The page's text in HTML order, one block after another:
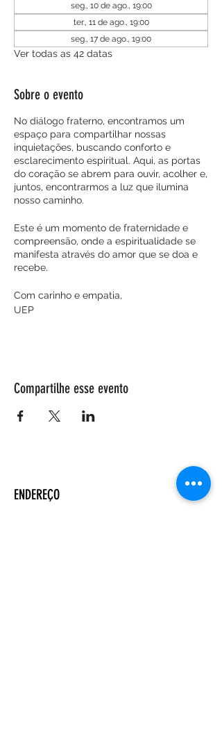
seg., 10 de ago., 19:00
ter., 11 de ago., 19:00
seg., 17 de ago., 19:00
Ver todas as 42 datas
Sobre o evento
No diálogo fraterno, encontramos um
espaço para compartilhar nossas
inquietações, buscando conforto e
esclarecimento espiritual. Aqui, as portas
do coração se abrem para ouvir, acolher e,
juntos, encontrarmos a luz que ilumina
nosso caminho.
Este é um momento de fraternidade e
compreensão, onde a espiritualidade se
manifesta através do amor que se doa e
recebe.
Com carinho e empatia,
UEP
Compartilhe esse evento
ENDEREÇO